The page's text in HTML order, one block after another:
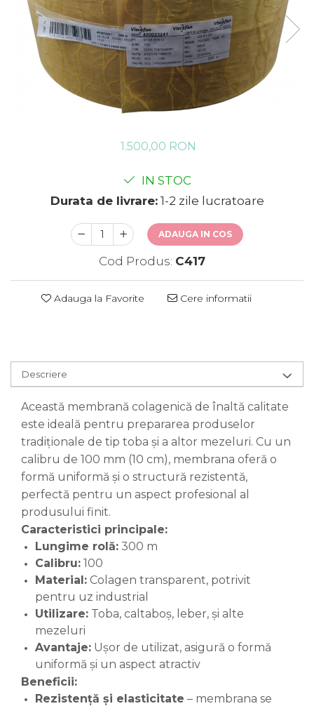
1.500,00 RON
IN STOC
Durata de livrare:1-2 zile lucratoare
ADAUGA IN COS
Cod Produs: C417
Adauga la Favorite Cere informatii
Descriere
Această membrană colagenică de înaltă calitate
este ideală pentru prepararea produselor
tradiționale de tip toba și a altor mezeluri. Cu un
calibru de 100 mm (10 cm), membrana oferă o
formă uniformă și o structură rezistentă,
perfectă pentru un aspect profesional al
produsului finit.
Caracteristici principale:
Lungime rolă: 300 m
Calibru: 100
Material: Colagen transparent, potrivit
pentru uz industrial
Utilizare: Toba, caltaboș, leber, și alte
mezeluri
Avantaje: Ușor de utilizat, asigură o formă
uniformă și un aspect atractiv
Beneficii:
Rezistență și elasticitate – membrana se